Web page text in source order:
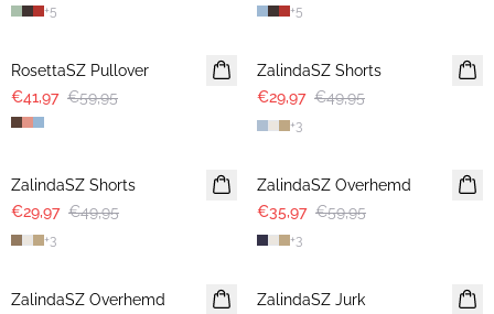
+5 +5
RosettaSZ Pullover
€41,97 €59,95
ZalindaSZ Shorts
€29,97 €49,95
+3
ZalindaSZ Shorts
€29,97 €49,95
+3
ZalindaSZ Overhemd
€35,97 €59,95
+3
ZalindaSZ Overhemd
ZalindaSZ Jurk